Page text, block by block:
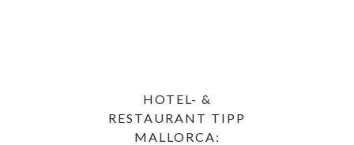
HOTEL- &
RESTAURANT TIPP
MALLORCA: